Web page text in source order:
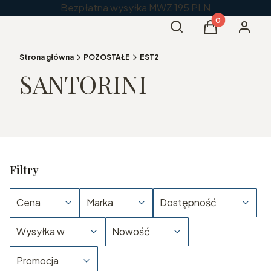
Bezpłatna wysyłka MWZ 195 PLN
Otwórz wyszukiwarkę
SzukajProdukty w
Koszyk
Strona główna POZOSTAŁE EST2
SANTORINI
Filtry
Cena Marka Dostępność
Wysyłka w Nowość
Promocja